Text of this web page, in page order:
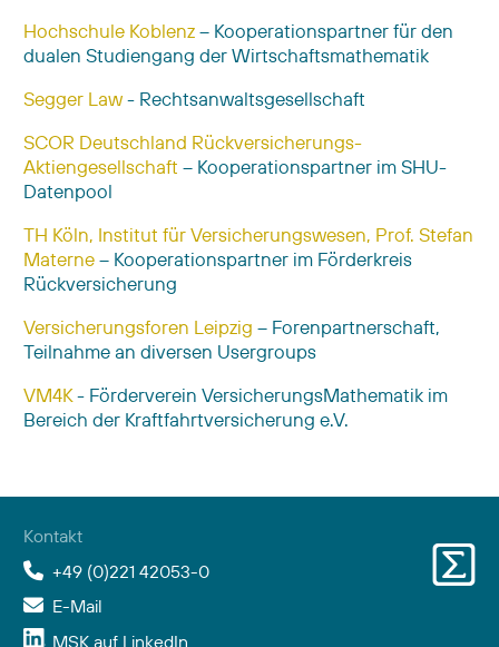
Hochschule Koblenz– Kooperationspartner für den
dualen Studiengang der Wirtschaftsmathematik
Segger Law- Rechtsanwaltsgesellschaft
SCOR Deutschland Rückversicherungs-
Aktiengesellschaft – Kooperationspartner im SHU-
Datenpool
TH Köln, Institut für Versicherungswesen, Prof. Stefan
Materne– Kooperationspartner im Förderkreis
Rückversicherung
Versicherungsforen Leipzig – Forenpartnerschaft,
Teilnahme an diversen Usergroups
VM4K- Förderverein VersicherungsMathematik im
Bereich der Kraftfahrtversicherung e.V.
Kontakt
+49 (0)221 42053-0
E-Mail
MSK auf LinkedIn